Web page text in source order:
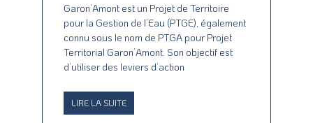
Garon’Amont est un Projet de Territoire
pour la Gestion de l’Eau (PTGE), également
connu sous le nom de PTGA pour Projet
Territorial Garon’Amont. Son objectif est
d’utiliser des leviers d’action
LIRE LA SUITE